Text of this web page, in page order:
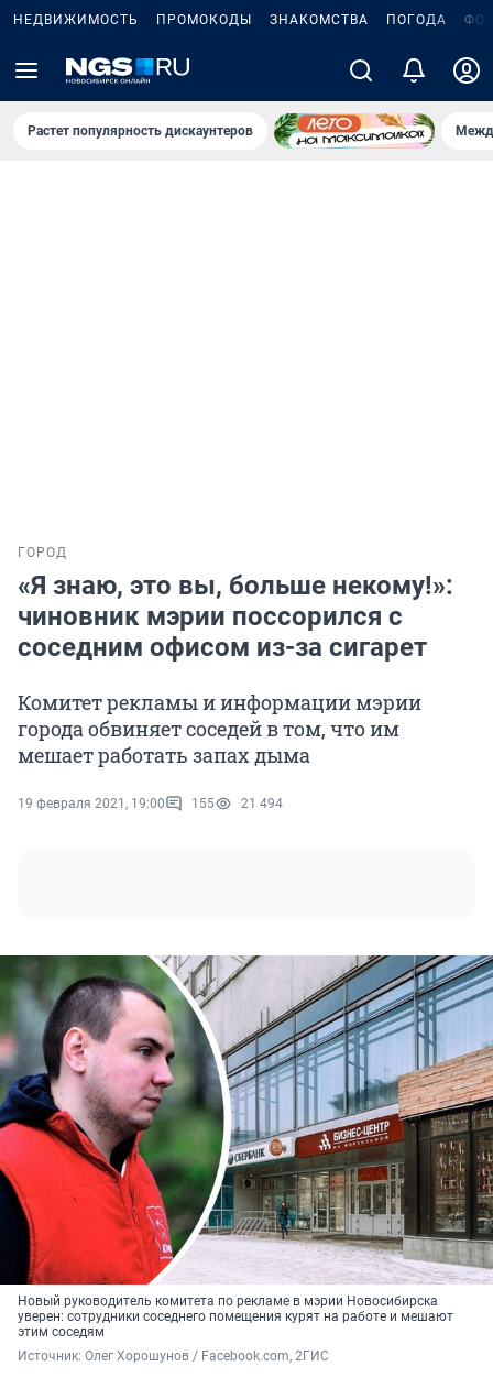
НЕДВИЖИМОСТЬ ПРОМОКОДЫ ЗНАКОМСТВА ПОГОДА
Растет популярность дискаунтеров
ГОРОД
«Я знаю, это вы, больше некому!»:
чиновник мэрии поссорился с
соседним офисом из-за сигарет
Комитет рекламы и информации мэрии
города обвиняет соседей в том, что им
мешает работать запах дыма
19 февраля 2021, 19:00 155 21 494
Новый руководитель комитета по рекламе в мэрии Новосибирска
уверен: сотрудники соседнего помещения курят на работе и мешают
этим соседям
Источник: Олег Хорошунов / Facebook.com, 2ГИС